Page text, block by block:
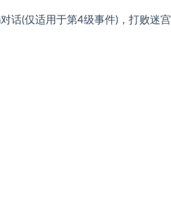
话(仅适用于第4级事件)，打败迷宫